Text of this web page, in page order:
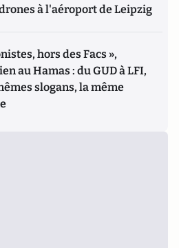
à l'aéroport de Leipzig
hors des Facs »,
au Hamas : du GUD à LFI,
slogans, la même